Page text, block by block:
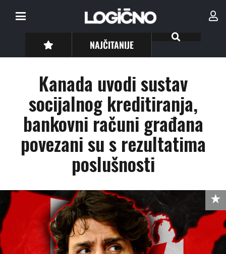
NAJČITANIJE
Kanada uvodi sustav
socijalnog kreditiranja,
bankovni računi građana
povezani su s rezultatima
poslušnosti